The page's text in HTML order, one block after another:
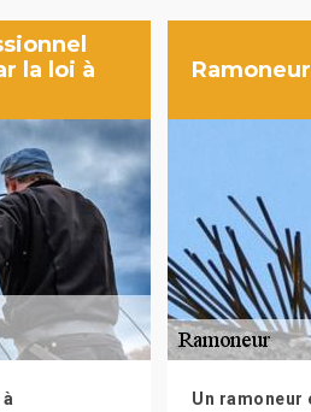
la loi à
Ramoneur
Un ramoneur